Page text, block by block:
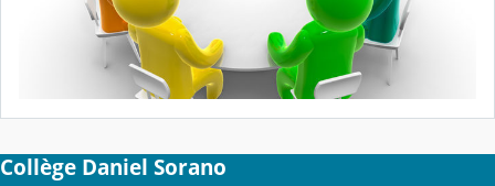
Collège Daniel Sorano